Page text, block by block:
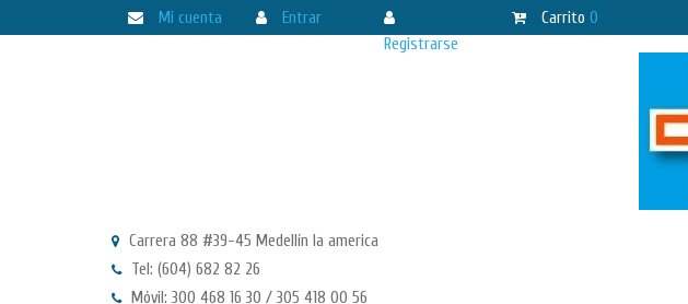
Mi cuenta
Entrar
Registrarse
Carrito 0
Carrera 88 #39-45 Medellín la america
Tel: (604) 682 82 26
Móvil: 300 468 16 30 / 305 418 00 56